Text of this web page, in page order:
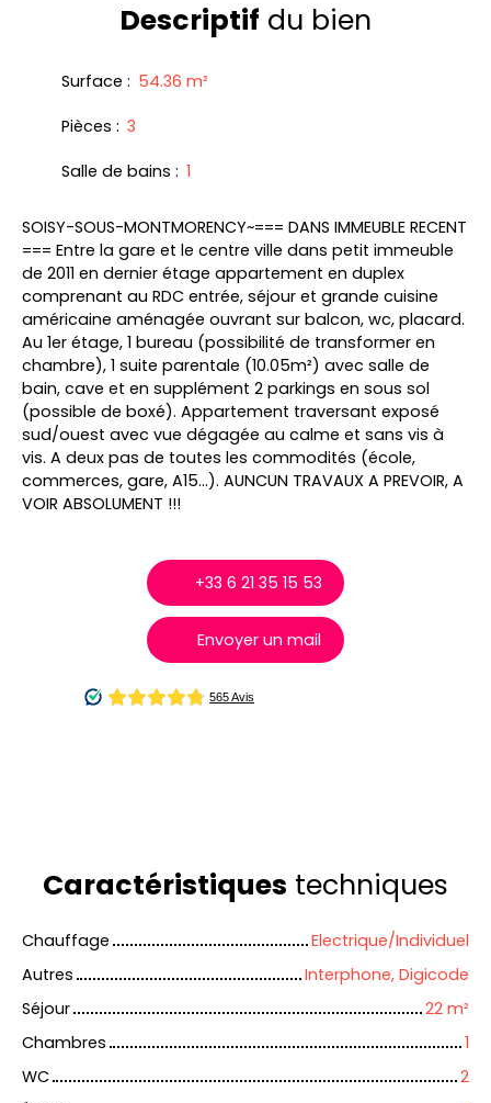
Descriptif du bien
Surface : 54.36 m²
Pièces : 3
Salle de bains : 1
SOISY-SOUS-MONTMORENCY~=== DANS IMMEUBLE RECENT
=== Entre la gare et le centre ville dans petit immeuble
de 2011 en dernier étage appartement en duplex
comprenant au RDC entrée, séjour et grande cuisine
américaine aménagée ouvrant sur balcon, wc, placard.
Au 1er étage, 1 bureau (possibilité de transformer en
chambre), 1 suite parentale (10.05m²) avec salle de
bain, cave et en supplément 2 parkings en sous sol
(possible de boxé). Appartement traversant exposé
sud/ouest avec vue dégagée au calme et sans vis à
vis. A deux pas de toutes les commodités (école,
commerces, gare, A15...). AUNCUN TRAVAUX A PREVOIR, A
VOIR ABSOLUMENT !!!
+33 6 21 35 15 53
Envoyer un mail
Caractéristiques techniques
Chauffage
Electrique/Individuel
Autres
Interphone, Digicode
Séjour
22 m²
Chambres
1
WC
2